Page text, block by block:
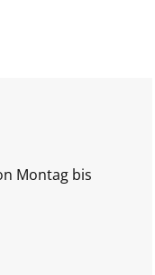
Montag bis